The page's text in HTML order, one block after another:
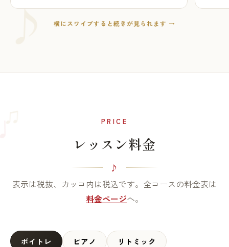
横にスワイプすると続きが見られます →
PRICE
レッスン料金
表示は税抜、カッコ内は税込です。全コースの料金表は
料金ページへ。
ボイトレ ピアノ
リトミック